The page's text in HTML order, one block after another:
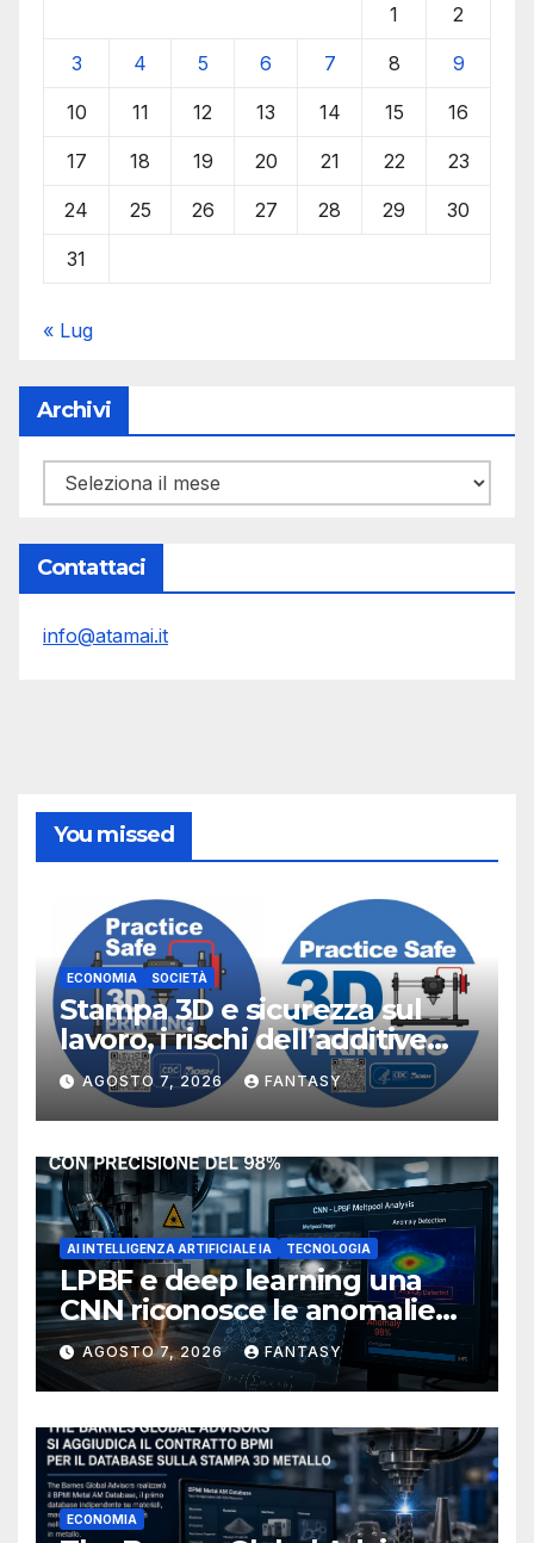
1 2
3 4 5 6 7 8 9
10 11 12 13 14 15 16
17 18 19 20 21 22 23
24 25 26 27 28 29 30
31
« Lug
Archivi
Archivi
Contattaci
info@atamai.it
You missed
ECONOMIA SOCIETÀ
Stampa 3D e sicurezza sul
lavoro, i rischi dell’additive
manufacturing secondo
NIOSH
AGOSTO 7, 2026 FANTASY
AI INTELLIGENZA ARTIFICIALE IA TECNOLOGIA
LPBF e deep learning una
CNN riconosce le anomalie
del bagno di fusione
AGOSTO 7, 2026 FANTASY
ECONOMIA